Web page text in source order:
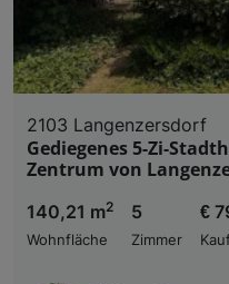
2103 Langenzersdorf
Gediegenes 5-Zi-
Zentrum von
140,21 m2
Wohnfläche
5
Zimmer
€